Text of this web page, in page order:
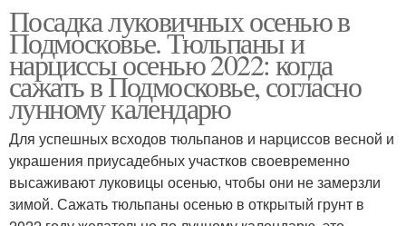
Посадка луковичных осенью в
Подмосковье. Тюльпаны и
нарциссы осенью 2022: когда
сажать в Подмосковье, согласно
лунному календарю
Для успешных всходов тюльпанов и нарциссов весной и
украшения приусадебных участков своевременно
высаживают луковицы осенью, чтобы они не замерзли
зимой. Сажать тюльпаны осенью в открытый грунт в